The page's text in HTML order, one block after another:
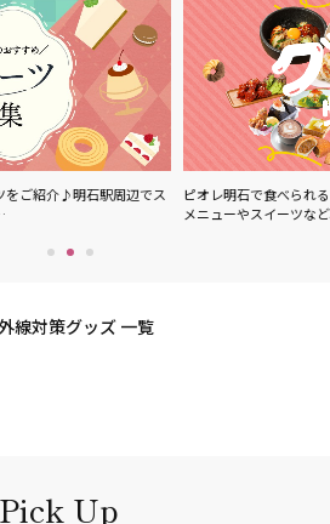
ご紹介♪明石駅周辺でス
ピオレ明石で食べられ
メニューやスイーツな
線対策グッズ 一覧